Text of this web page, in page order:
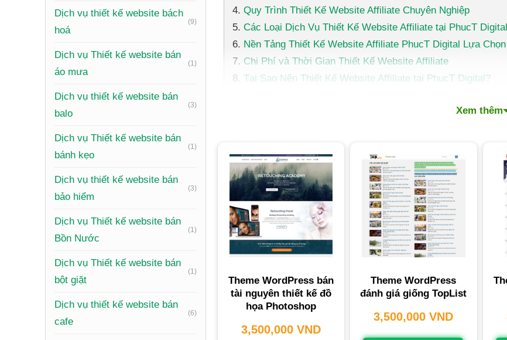
Dịch vụ thiết kế website bách
hoá
(9)
Dịch vụ Thiết kế website bán
áo mưa
(1)
Dịch vụ thiết kế website bán
balo
(3)
Dịch vụ Thiết kế website bán
bánh kẹo
(1)
Dịch vụ thiết kế website bán
bảo hiểm
(3)
Dịch vụ Thiết kế website bán
Bồn Nước
(1)
Dịch vụ Thiết kế website bán
bột giặt
(1)
Dịch vụ thiết kế website bán
cafe
(6)
Quy Trình Thiết Kế Website Affiliate Chuyên Nghiệp
Các Loại Dịch Vụ Thiết Kế Website Affiliate tại PhucT Digital
Nền Tảng Thiết Kế Website Affiliate PhucT Digital Lựa
Chi Phí và Thời Gian Thiết Kế Website Affiliate
Tại Sao Nên Thiết Kế Website Affiliate tại PhucT Digital?
Đăng Ký Tư Vấn Miễn Phí Dịch Vụ Thiết Kế Website
THIETKEWEBCHUYENNGHIEP.ORGhiểu rằng một
tiếp cận khách hàng và tạo ra doanh thu bền vững từ
tiếp thị
Tại Sao Bạn Cần Thiết Kế
Mộtwebsite affiliatechuyên nghiệp mang lại các lợi ích rõ rệt,
nguồn thu nhập thụ động. Nó không chỉ là một công cụ, mà là
Xem thêm
Theme WordPress bán
tài nguyên thiết kế đồ
họa Photoshop
3,500,000VND
Theme WordPress
đánh giá giống TopList
3,500,000VND